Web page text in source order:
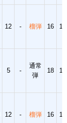
12 - 榴弾 16
5 -
通常
弾
18
12 - 榴弾 16